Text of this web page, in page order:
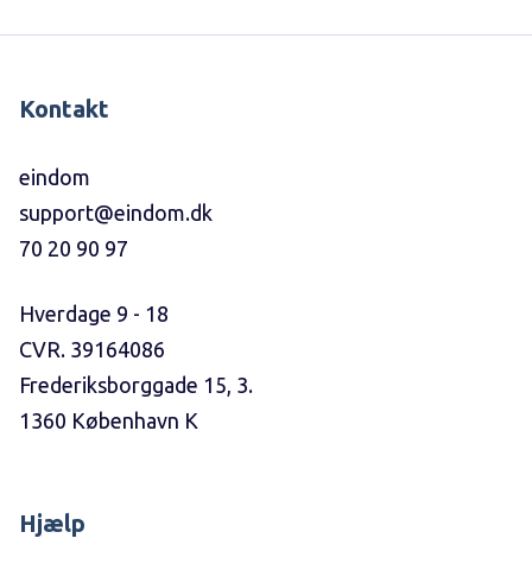
Kontakt
eindom
support@eindom.dk
70 20 90 97
Hverdage 9 - 18
CVR. 39164086
Frederiksborggade 15, 3.
1360 København K
Hjælp